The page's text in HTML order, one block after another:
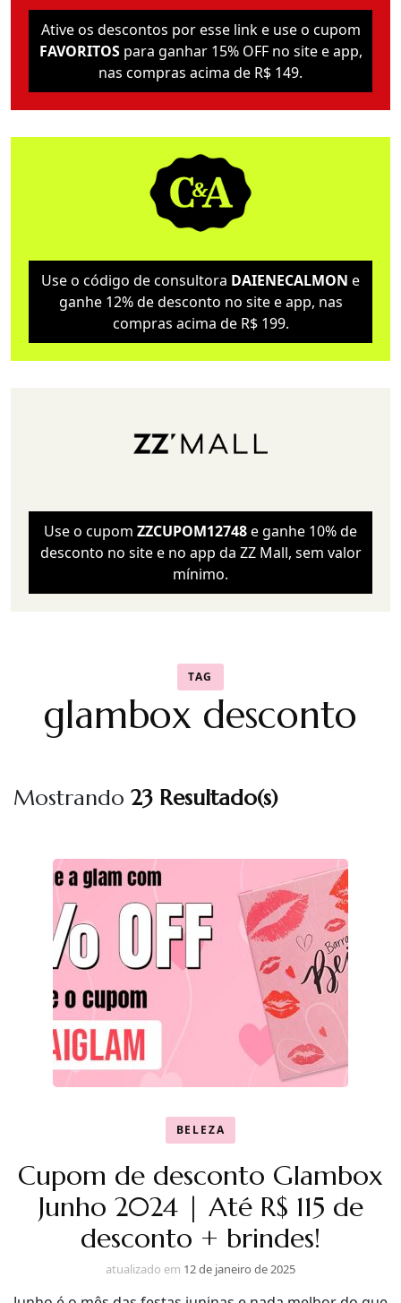
Ative os descontos por esse link e use o cupom
FAVORITOSpara ganhar 15% OFF no site e app,
nas compras acima de R$ 149.
Use o código de consultora DAIENECALMON e
ganhe 12% de desconto no site e app, nas
compras acima de R$ 199.
Use o cupom ZZCUPOM12748e ganhe 10% de
desconto no site e no app da ZZ Mall, sem valor
mínimo.
TAG
glambox desconto
Mostrando 23 Resultado(s)
BELEZA
Cupom de desconto Glambox
Junho 2024 | Até R$ 115 de
desconto + brindes!
atualizado em 12 de janeiro de 2025